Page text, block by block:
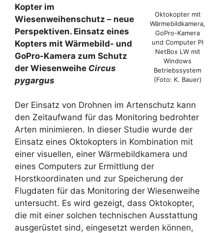
Oktokopter mit
Wärmebildkamera,
GoPro-Kamera
und Computer PI
NetBox LW mit
Windows
Betriebssystem
(Foto: K. Bauer)
Kopter im
Wiesenweihenschutz – neue
Perspektiven. Einsatz eines
Kopters mit Wärmebild- und
GoPro-Kamera zum Schutz
der Wiesenweihe Circus
pygargus
Der Einsatz von Drohnen im Artenschutz kann
den Zeitaufwand für das Monitoring bedrohter
Arten minimieren. In dieser Studie wurde der
Einsatz eines Oktokopters in Kombination mit
einer visuellen, einer Wärmebildkamera und
eines Computers zur Ermittlung der
Horstkoordinaten und zur Speicherung der
Flugdaten für das Monitoring der Wiesenweihe
untersucht. Es wird gezeigt, dass Oktokopter,
die mit einer solchen technischen Ausstattung
ausgerüstet sind, eingesetzt werden können,